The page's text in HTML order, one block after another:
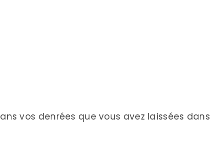
vos denrées que vous avez laissées